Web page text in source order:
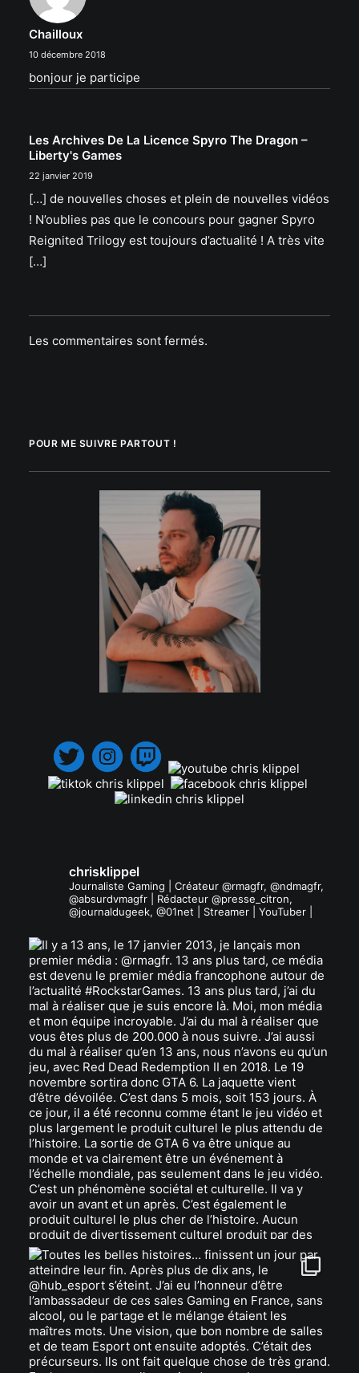
Chailloux
10 décembre 2018
bonjour je participe
Les Archives De La Licence Spyro The Dragon –
Liberty's Games
22 janvier 2019
[…] de nouvelles choses et plein de nouvelles vidéos
! N’oublies pas que le concours pour gagner Spyro
Reignited Trilogy est toujours d’actualité ! A très vite
[…]
Les commentaires sont fermés.
POUR ME SUIVRE PARTOUT !
chrisklippel
Journaliste Gaming | Créateur @rmagfr, @ndmagfr,
@absurdvmagfr | Rédacteur @presse_citron,
@journaldugeek, @01net | Streamer | YouTuber |